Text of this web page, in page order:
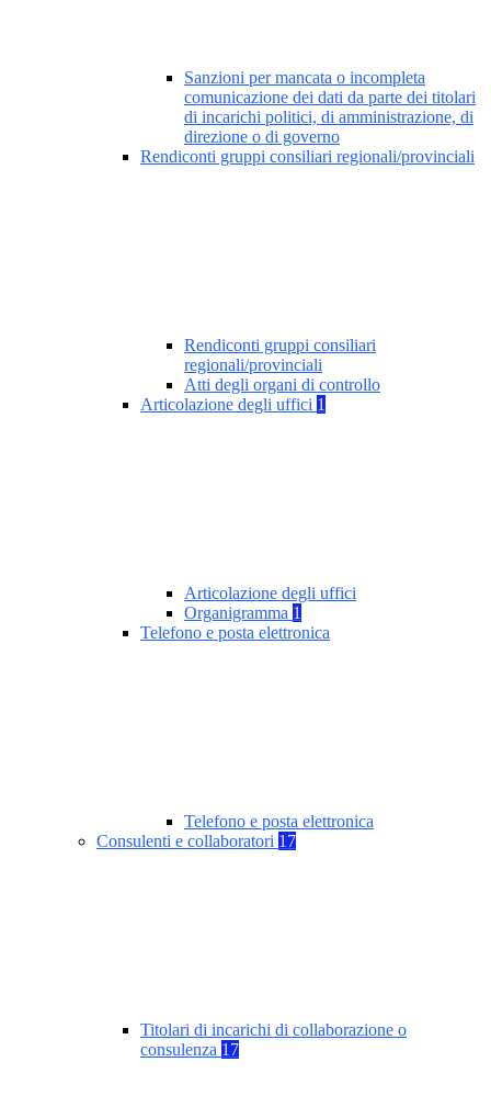
Sanzioni per mancata o incompleta
comunicazione dei dati da parte dei titolari
di incarichi politici, di amministrazione, di
direzione o di governo
Rendiconti gruppi consiliari regionali/provinciali
Rendiconti gruppi consiliari
regionali/provinciali
Atti degli organi di controllo
Articolazione degli uffici 1
Articolazione degli uffici
Organigramma 1
Telefono e posta elettronica
Telefono e posta elettronica
Consulenti e collaboratori 17
Titolari di incarichi di collaborazione o
consulenza 17